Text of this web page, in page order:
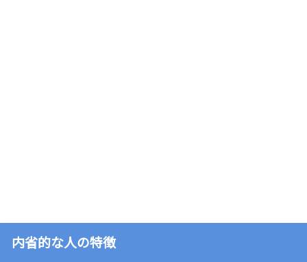
内省的な人の特徴